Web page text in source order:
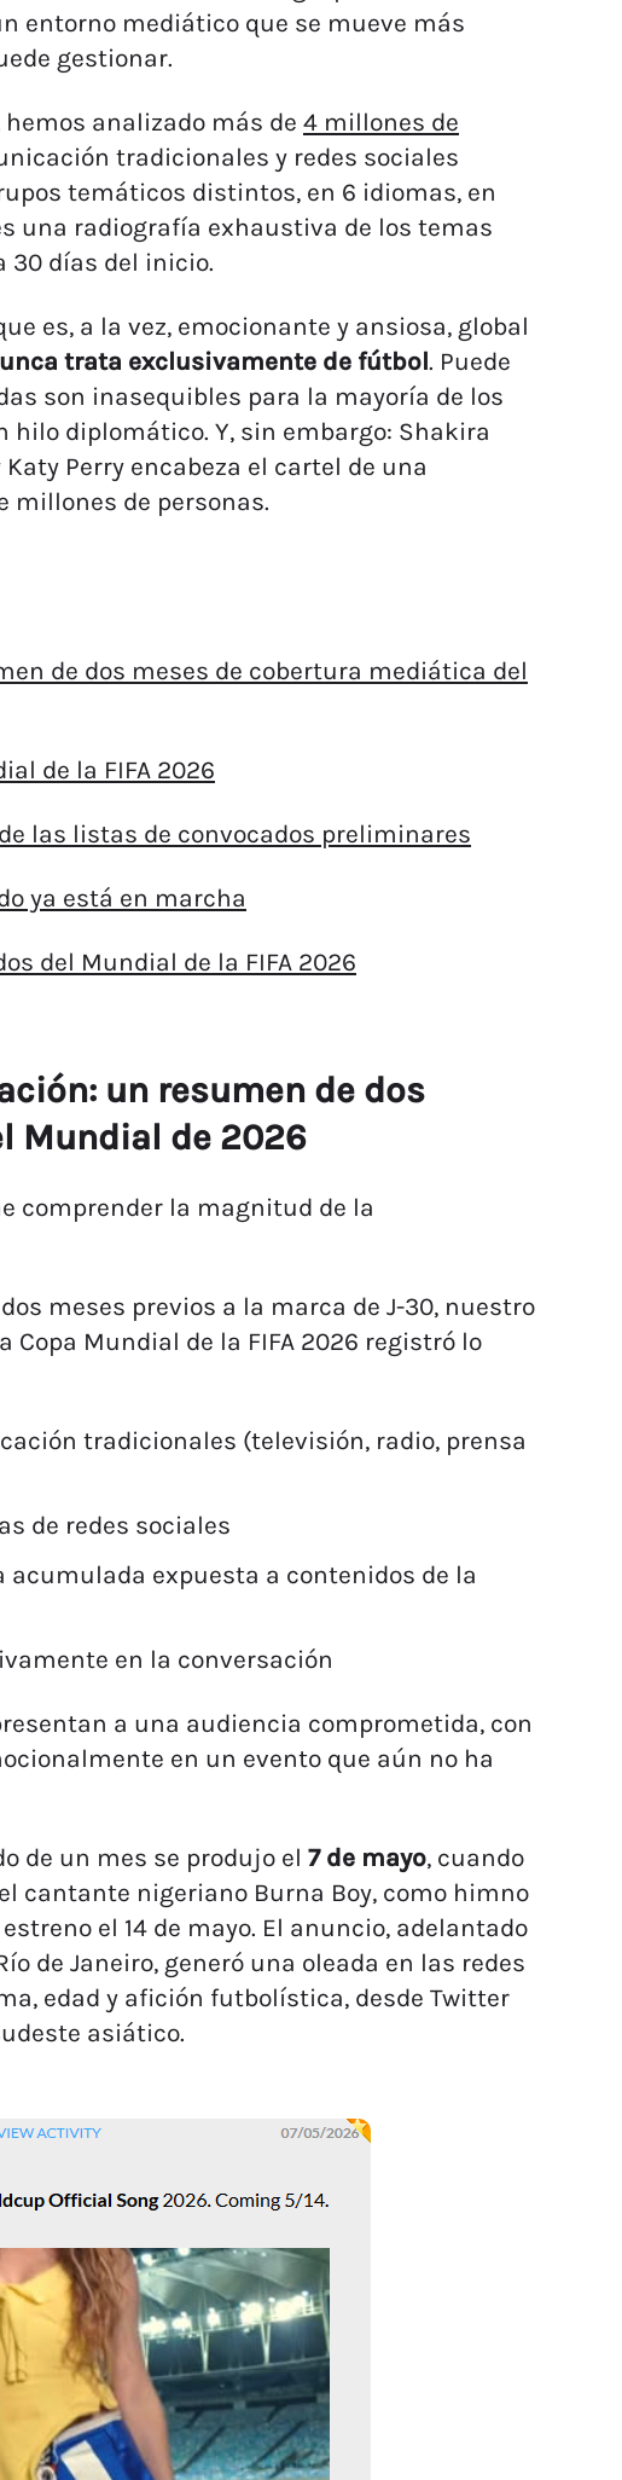
entorno mediático que se mueve más
gestionar.
analizado más de 4 millones de
tradicionales y redes sociales
temáticos distintos, en 6 idiomas, en
una radiografía exhaustiva de los temas
30 días del inicio.
es, a la vez, emocionante y ansiosa, global
trata exclusivamente de fútbol. Puede
son inasequibles para la mayoría de los
hilo diplomático. Y, sin embargo: Shakira
Perry encabeza el cartel de una
millones de personas.
de dos meses de cobertura mediática del
de la FIFA 2026
las listas de convocados preliminares
ya está en marcha
del Mundial de la FIFA 2026
un resumen de dos
Mundial de 2026
comprender la magnitud de la
meses previos a la marca de J-30, nuestro
Mundial de la FIFA 2026 registró lo
tradicionales (televisión, radio, prensa
de redes sociales
acumulada expuesta a contenidos de la
en la conversación
a una audiencia comprometida, con
en un evento que aún no ha
de un mes se produjo el 7 de mayo, cuando
cantante nigeriano Burna Boy, como himno
el 14 de mayo. El anuncio, adelantado
de Janeiro, generó una oleada en las redes
edad y afición futbolística, desde Twitter
asiático.